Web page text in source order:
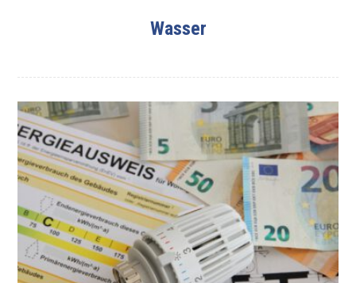
Wasser